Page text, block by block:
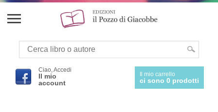
Ciao, Accedi
Il mio
account
Il mio carrello
ci sono 0 prodotti